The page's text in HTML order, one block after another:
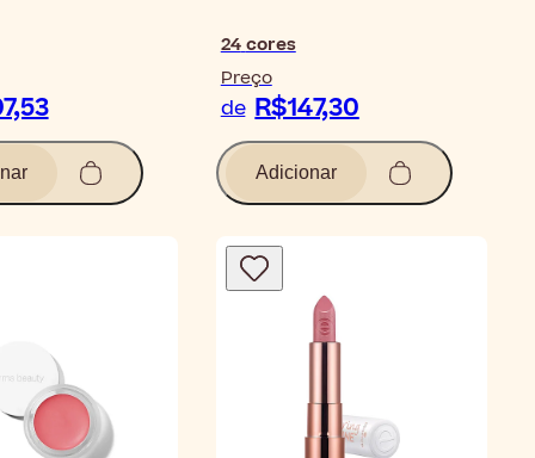
24 cores
Preço
de R$147,30
Adicionar